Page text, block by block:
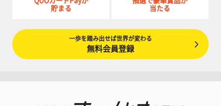
貯まる
当たる
一歩を踏み出せば世界が変わる
無料会員登録